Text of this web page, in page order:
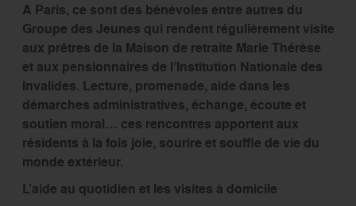
A Paris, ce sont des bénévoles entre autres du
Groupe des Jeunes qui rendent régulièrement visite
aux prêtres de la Maison de retraite Marie Thérèse
et aux pensionnaires de l’Institution Nationale des
Invalides. Lecture, promenade, aide dans les
démarches administratives, échange, écoute et
soutien moral… ces rencontres apportent aux
résidents à la fois joie, sourire et souffle de vie du
monde extérieur.
L’aide au quotidien et les visites à domicile